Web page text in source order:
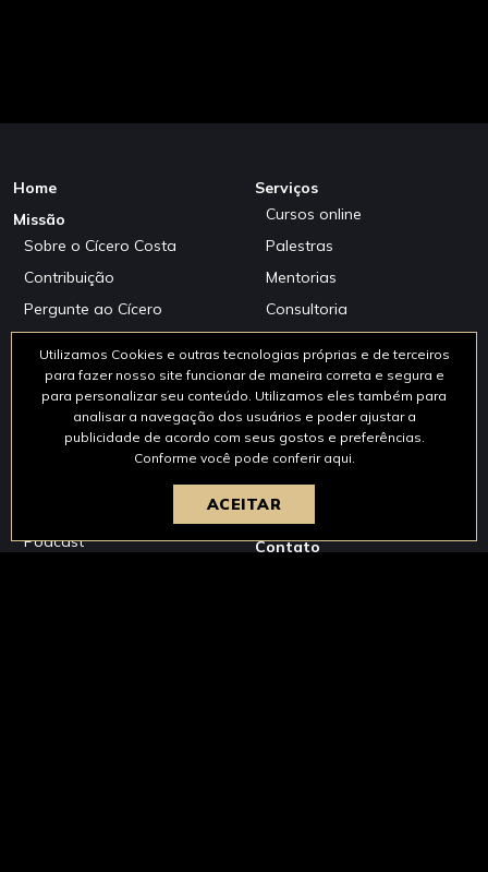
Home
Missão
Sobre o Cícero Costa
Contribuição
Pergunte ao Cícero
Como posso ajudar?
Minha Carreira
Minha Empresa
Conteúdo Gratuito
Podcast
Serviços
Cursos online
Palestras
Mentorias
Consultoria
Parceria
Cases de Sucesso
Comércio
Serviços
Contato
Utilizamos Cookies e outras tecnologias próprias e de terceiros
para fazer nosso site funcionar de maneira correta e segura e
para personalizar seu conteúdo. Utilizamos eles também para
analisar a navegação dos usuários e poder ajustar a
publicidade de acordo com seus gostos e preferências.
Conforme você pode conferir aqui.
ACEITAR